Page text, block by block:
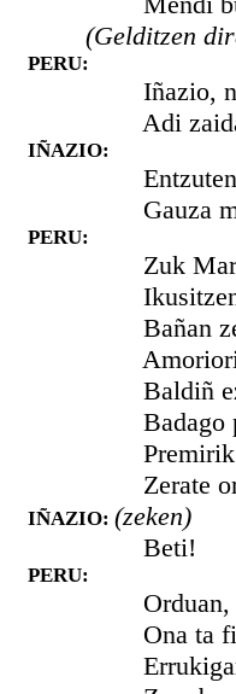
(Gelditzen
PERU:
Iñazio, nik
Adi zaidazu
IÑAZIO:
Entzuten
Gauza
PERU:
Zuk
Ikusitzen
Bañan
Amoriorik
Baldiñ
Badago
Premirik
Zerate
IÑAZIO: (zeken)
Beti!
PERU:
Orduan,
Ona ta fiña
Errukigarri,